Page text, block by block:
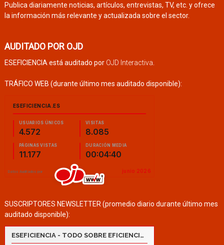
Publica diariamente noticias, artículos, entrevistas, TV, etc. y ofrece
la información más relevante y actualizada sobre el sector.
AUDITADO POR OJD
ESEFICIENCIA está auditado por OJD Interactiva.
TRÁFICO WEB (durante último mes auditado disponible):
SUSCRIPTORES NEWSLETTER (promedio diario durante último mes
auditado disponible):